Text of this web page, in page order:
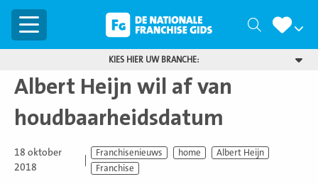
Menu Zoeken
KIES HIER UW BRANCHE:
Albert Heijn wil af van
houdbaarheidsdatum
18 oktober
2018
Franchisenieuws home
Albert Heijn
Franchise